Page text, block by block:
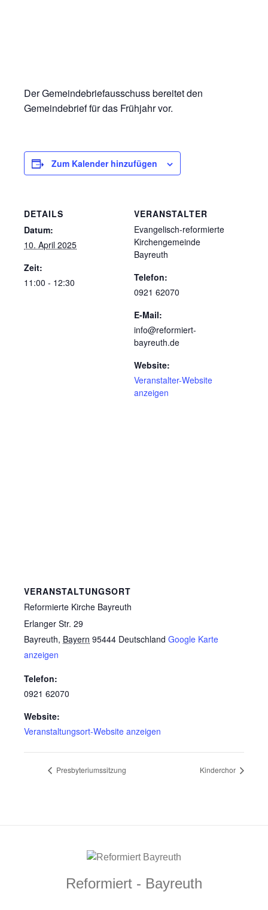
Der Gemeindebriefausschuss bereitet den
Gemeindebrief für das Frühjahr vor.
Zum Kalender hinzufügen
DETAILS
Datum:
10. April 2025
Zeit:
11:00 - 12:30
VERANSTALTER
Evangelisch-reformierte
Kirchengemeinde
Bayreuth
Telefon:
0921 62070
E-Mail:
info@reformiert-
bayreuth.de
Website:
Veranstalter-Website
anzeigen
VERANSTALTUNGSORT
Reformierte Kirche Bayreuth
Erlanger Str. 29
Bayreuth, Bayern 95444 Deutschland Google Karte
anzeigen
Telefon:
0921 62070
Website:
Veranstaltungsort-Website anzeigen
Presbyteriumssitzung Kinderchor
Reformiert - Bayreuth